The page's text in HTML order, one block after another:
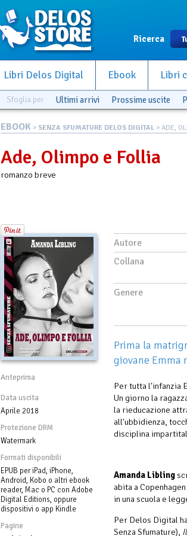
Ricerca
Libri Delos Digital Ebook Libri
Sfoglia per Ultimi arrivi Prossime uscite
EBOOK > SENZA SFUMATURE DELOS DIGITAL > ADE,
Ade, Olimpo e Follia
romanzo breve
Anteprima
Data uscita
Aprile 2018
Protezione DRM
Watermark
Formati disponibili
EPUB per iPad, iPhone,
Android, Kobo o altri ebook
reader, Mac o PC con Adobe
Digital Editions, oppure
dispositivi o app Kindle
Pagine
Autore
Collana
Genere
Prima la
giovane Emma
Per tutta l'infanzia
Un giorno la
la rieducazione
all'ubbidienza,
disciplina
Amanda Libling
abita a
in una scuola e
Per Delos Digital
Senza Sfumature),